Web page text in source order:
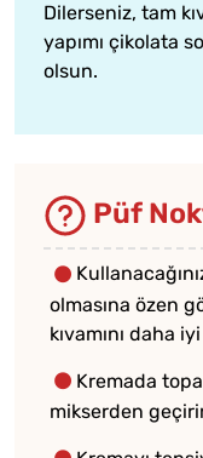
Dilerseniz, tam
yapımı çikolata
olsun.
Püf
olmasına özen
kıvamını daha
Kremada
mikserden